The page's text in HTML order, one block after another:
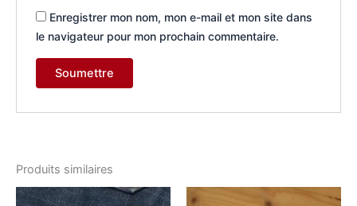
Enregistrer mon nom, mon e-mail et mon site dans
le navigateur pour mon prochain commentaire.
Produits similaires